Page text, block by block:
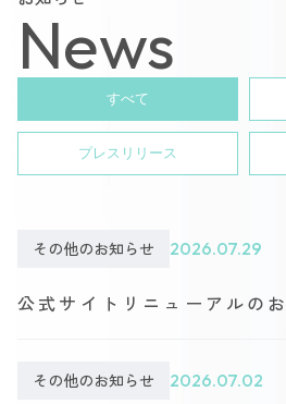
News
すべて
プレスリリース
その他のお知らせ 2026.07.29
公式サイトリニューアルの
その他のお知らせ 2026.07.02